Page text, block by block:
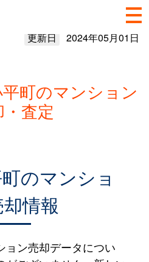
更新日 2024年05月01日
町のマンション
査定
のマンショ
情報
ョン売却データについ